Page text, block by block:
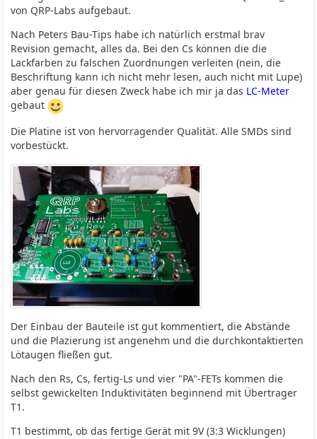
von QRP-Labs aufgebaut.
Nach Peters Bau-Tips habe ich natürlich erstmal brav
Revision gemacht, alles da. Bei den Cs können die die
Lackfarben zu falschen Zuordnungen verleiten (nein, die
Beschriftung kann ich nicht mehr lesen, auch nicht mit Lupe)
aber genau für diesen Zweck habe ich mir ja das LC-Meter
gebaut
Die Platine ist von hervorragender Qualität. Alle SMDs sind
vorbestückt.
Der Einbau der Bauteile ist gut kommentiert, die Abstände
und die Plazierung ist angenehm und die durchkontaktierten
Lötaugen fließen gut.
Nach den Rs, Cs, fertig-Ls und vier "PA"-FETs kommen die
selbst gewickelten Induktivitäten beginnend mit Übertrager
T1.
T1 bestimmt, ob das fertige Gerät mit 9V (3:3 Wicklungen)